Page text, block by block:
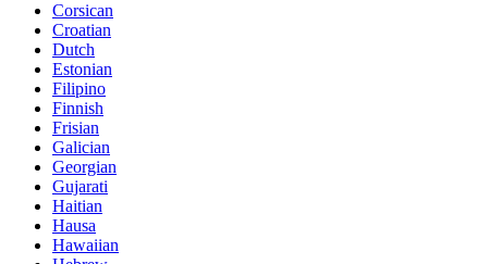
Corsican
Croatian
Dutch
Estonian
Filipino
Finnish
Frisian
Galician
Georgian
Gujarati
Haitian
Hausa
Hawaiian